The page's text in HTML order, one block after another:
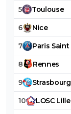
5 Toulouse
6 Nice
7 Paris Saint
8 Rennes
9 Strasbourg
10 LOSC Lille